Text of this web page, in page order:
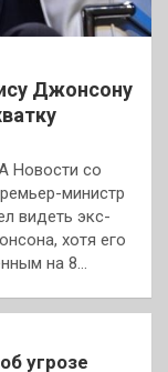
Джонсону
Новости со
министр
видеть экс-
хотя его
на 8…
угрозе